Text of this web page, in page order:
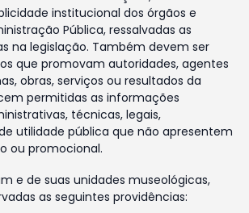
institucional dos órgãos e
Pública, ressalvadas as
na legislação. Também devem ser
que promovam autoridades, agentes
obras, serviços ou resultados da
permitidas as informações
técnicas, legais,
utilidade pública que não apresentem
ou promocional.
e de suas unidades museológicas,
as seguintes providências: